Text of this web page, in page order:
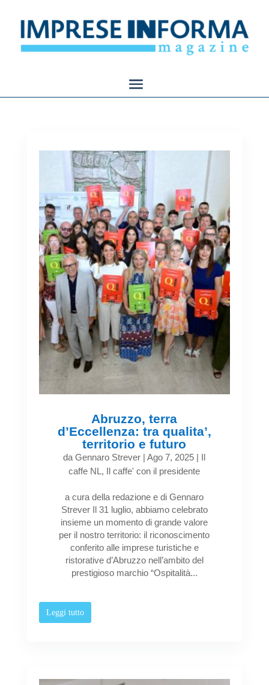
Abruzzo, terra
d’Eccellenza: tra qualita’,
territorio e futuro
daGennaro Strever |Ago 7, 2025 | Il
caffe NL , Il caffe' con il presidente
a cura della redazione e di Gennaro
Strever Il 31 luglio, abbiamo celebrato
insieme un momento di grande valore
per il nostro territorio: il riconoscimento
conferito alle imprese turistiche e
ristorative d’Abruzzo nell’ambito del
prestigioso marchio “Ospitalità...
Leggi tutto